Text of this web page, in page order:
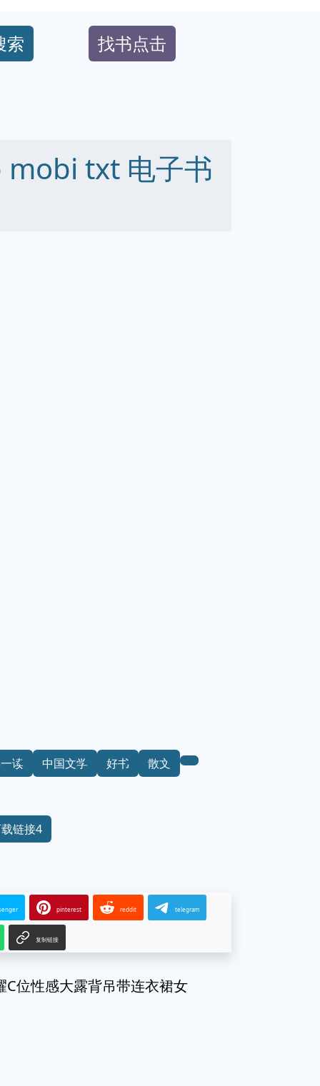
索 找书点击
txt 电子书
读 中国文学 好书 散文
链接4
pinterest reddit telegram
复制链接
位性感大露背吊带连衣裙女